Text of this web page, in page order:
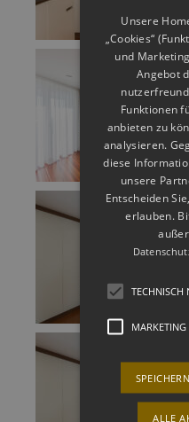
Unsere
„Cookies“
und
Angebot
Funktionen
anbieten zu
analysieren.
diese
unsere
Entscheiden
erlauben.
TECHNISCH
MARKETING
ALLE